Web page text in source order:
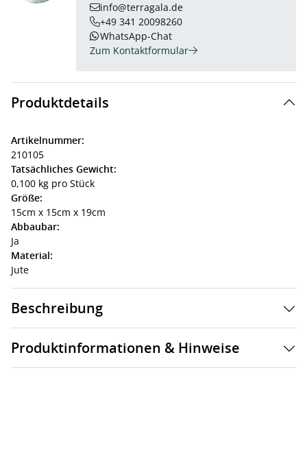
info@terragala.de
+49 341 20098260
WhatsApp-Chat
Zum Kontaktformular
Produktdetails
Artikelnummer:
210105
Tatsächliches Gewicht:
0,100 kg pro Stück
Größe:
15cm x 15cm x 19cm
Abbaubar:
Ja
Material:
Jute
Beschreibung
Produktinformationen & Hinweise